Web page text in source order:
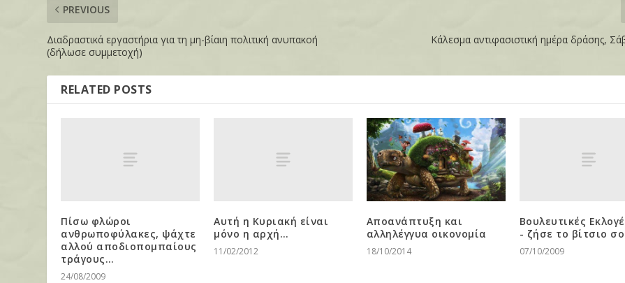
PREVIOUS
Διαδραστικά εργαστήρια για τη μη-βίαιη πολιτική ανυπακοή
(δήλωσε συμμετοχή)
Κάλεσμα αντιφασιστική ημέρα δράσης,
RELATED POSTS
Πίσω φλώροι
ανθρωποφύλακες, ψάχτε
αλλού αποδιοπομπαίους
τράγους…
24/08/2009
Αυτή η Κυριακή είναι
μόνο η αρχή…
11/02/2012
Αποανάπτυξη και
αλληλέγγυα οικονομία
18/10/2014
Βουλευτικές
- ζήσε το βίτσιο
07/10/2009